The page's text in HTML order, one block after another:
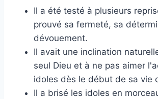
Il a été testé à plusieurs
prouvé sa fermeté, sa
dévouement.
Il avait une inclination
seul Dieu et à ne pas aimer
idoles dès le début de sa vie
Il a brisé les idoles en